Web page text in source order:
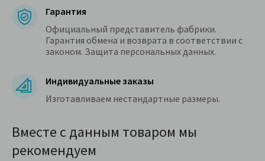
Гарантия
Официальный представитель фабрики.
Гарантия обмена и возврата в соответствии с
законом. Защита персональных данных.
Индивидуальные заказы
Изготавливаем нестандартные размеры.
Вместе с данным товаром мы
рекомендуем